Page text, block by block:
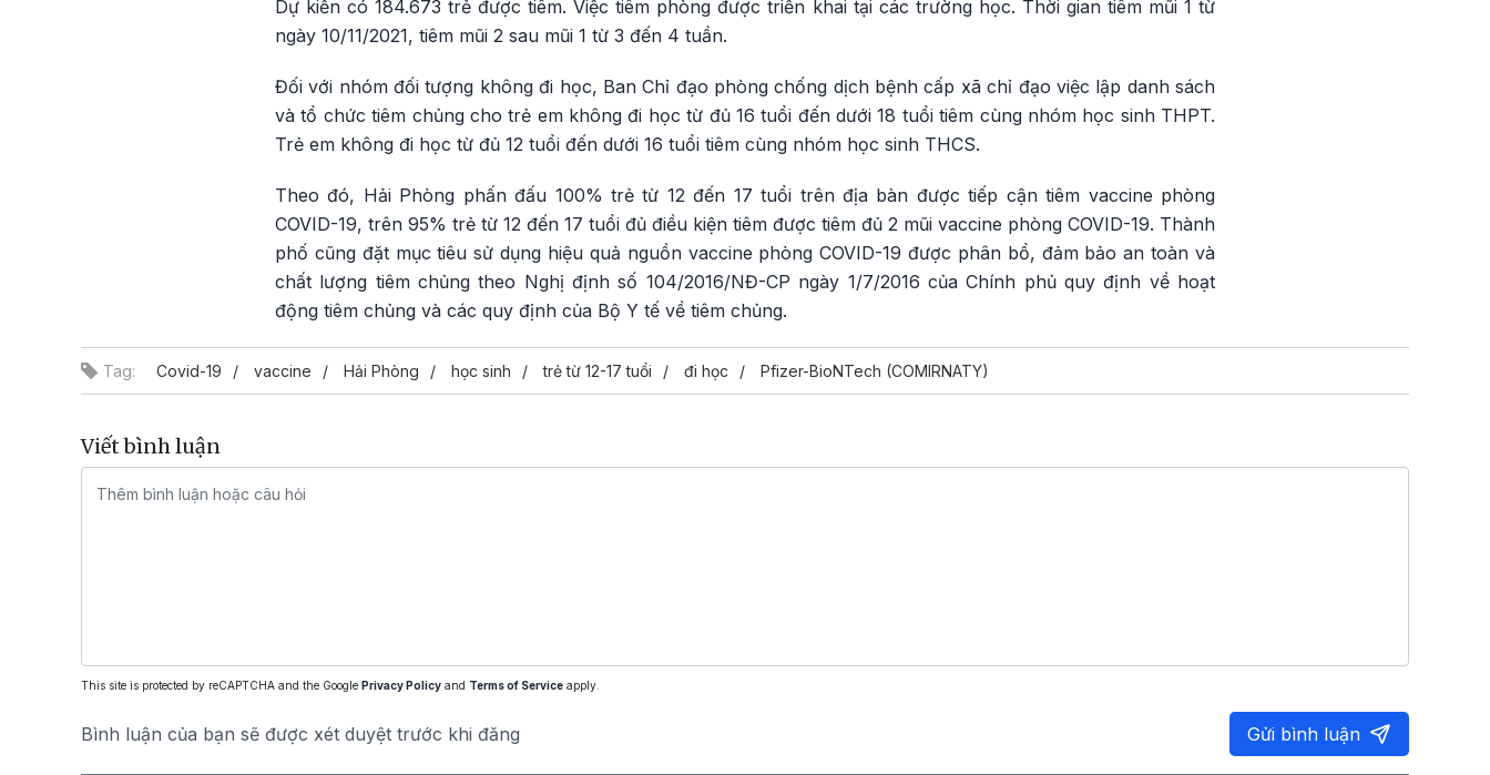
Dự kiến có 184.673 trẻ được tiêm. Việc tiêm phòng được triển khai tại các trường học. Thời gian tiêm mũi 1 từ
ngày 10/11/2021, tiêm mũi 2 sau mũi 1 từ 3 đến 4 tuần.
Đối với nhóm đối tượng không đi học, Ban Chỉ đạo phòng chống dịch bệnh cấp xã chỉ đạo việc lập danh sách
và tổ chức tiêm chủng cho trẻ em không đi học từ đủ 16 tuổi đến dưới 18 tuổi tiêm cùng nhóm học sinh THPT.
Trẻ em không đi học từ đủ 12 tuổi đến dưới 16 tuổi tiêm cùng nhóm học sinh THCS.
Theo đó, Hải Phòng phấn đấu 100% trẻ từ 12 đến 17 tuổi trên địa bàn được tiếp cận tiêm vaccine phòng
COVID-19, trên 95% trẻ từ 12 đến 17 tuổi đủ điều kiện tiêm được tiêm đủ 2 mũi vaccine phòng COVID-19. Thành
phố cũng đặt mục tiêu sử dụng hiệu quả nguồn vaccine phòng COVID-19 được phân bổ, đảm bảo an toàn và
chất lượng tiêm chủng theo Nghị định số 104/2016/NĐ-CP ngày 1/7/2016 của Chính phủ quy định về hoạt
động tiêm chủng và các quy định của Bộ Y tế về tiêm chủng.
Tag: Covid-19 vaccine Hải Phòng học sinh trẻ từ 12-17 tuổi đi học Pfizer-BioNTech (COMIRNATY)
Viết bình luận
This site is protected by reCAPTCHA and the Google Privacy Policy and Terms of Service apply.
Bình luận của bạn sẽ được xét duyệt trước khi đăng Gửi bình luận